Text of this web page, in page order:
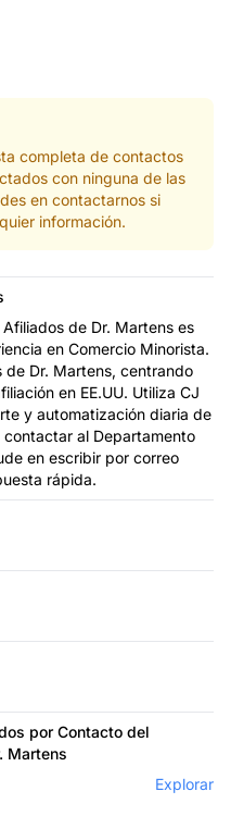
completa de contactos
con ninguna de las
en contactarnos si
información.
de Dr. Martens es
en Comercio Minorista.
de Dr. Martens, centrando
en EE.UU. Utiliza CJ
y automatización diaria de
contactar al Departamento
en escribir por correo
rápida.
por Contacto del
Martens
Explorar